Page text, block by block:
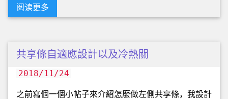
阅读更多
共享條自適應設計以及冷熱關
2018/11/24
之前寫個一個小帖子來介紹怎麼做左側共享條，我設計